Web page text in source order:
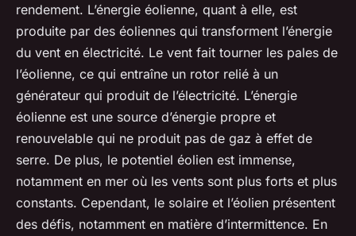
rendement. L’énergie éolienne, quant à elle, est
produite par des éoliennes qui transforment l’énergie
du vent en électricité. Le vent fait tourner les pales de
l’éolienne, ce qui entraîne un rotor relié à un
générateur qui produit de l’électricité. L’énergie
éolienne est une source d’énergie propre et
renouvelable qui ne produit pas de gaz à effet de
serre. De plus, le potentiel éolien est immense,
notamment en mer où les vents sont plus forts et plus
constants. Cependant, le solaire et l’éolien présentent
des défis, notamment en matière d’intermittence. En